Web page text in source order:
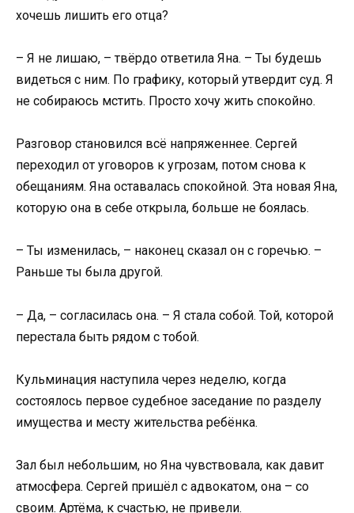
хочешь лишить его отца?
– Я не лишаю, – твёрдо ответила Яна. – Ты будешь
видеться с ним. По графику, который утвердит суд. Я
не собираюсь мстить. Просто хочу жить спокойно.
Разговор становился всё напряженнее. Сергей
переходил от уговоров к угрозам, потом снова к
обещаниям. Яна оставалась спокойной. Эта новая Яна,
которую она в себе открыла, больше не боялась.
– Ты изменилась, – наконец сказал он с горечью. –
Раньше ты была другой.
– Да, – согласилась она. – Я стала собой. Той, которой
перестала быть рядом с тобой.
Кульминация наступила через неделю, когда
состоялось первое судебное заседание по разделу
имущества и месту жительства ребёнка.
Зал был небольшим, но Яна чувствовала, как давит
атмосфера. Сергей пришёл с адвокатом, она – со
своим. Артёма, к счастью, не привели.